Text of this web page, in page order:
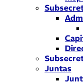
Juntas